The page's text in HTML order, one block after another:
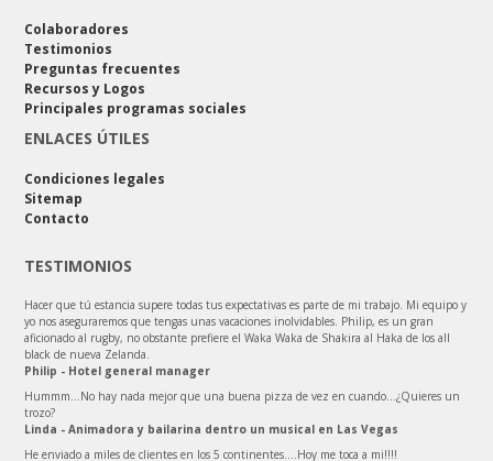
Colaboradores
Testimonios
Preguntas frecuentes
Recursos y Logos
Principales programas sociales
ENLACES ÚTILES
Condiciones legales
Sitemap
Contacto
TESTIMONIOS
Hacer que tú estancia supere todas tus expectativas es parte de mi trabajo. Mi equipo y
yo nos aseguraremos que tengas unas vacaciones inolvidables. Philip, es un gran
aficionado al rugby, no obstante prefiere el Waka Waka de Shakira al Haka de los all
black de nueva Zelanda.
Philip - Hotel general manager
Hummm…No hay nada mejor que una buena pizza de vez en cuando…¿Quieres un
trozo?
Linda - Animadora y bailarina dentro un musical en Las Vegas
He enviado a miles de clientes en los 5 continentes….Hoy me toca a mi!!!!